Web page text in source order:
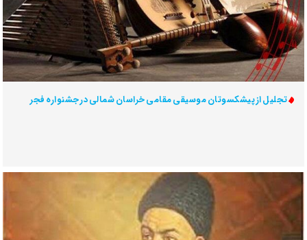
تجلیل از پیشکسوتان موسیقی مقامی خراسان شمالی در جشنواره فجر